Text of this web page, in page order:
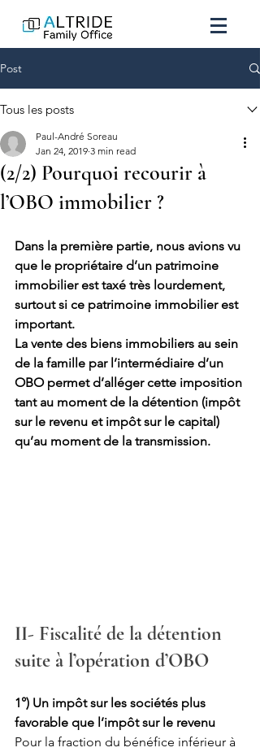
Post
Tous les posts
(2/2) Pourquoi recourir à
l’OBO immobilier ?
Paul-André Soreau
Jan 24, 2019 3 min read
Dans la première partie, nous avions vu
que le propriétaire d’un patrimoine
immobilier est taxé très lourdement,
surtout si ce patrimoine immobilier est
important.
La vente des biens immobiliers au sein
de la famille par l’intermédiaire d’un
OBO permet d’alléger cette imposition
tant au moment de la détention (impôt
sur le revenu et impôt sur le capital)
qu’au moment de la transmission.
II- Fiscalité de la détention
suite à l’opération d’OBO
1°) Un impôt sur les sociétés plus
favorable que l’impôt sur le revenu
Pour la fraction du bénéfice inférieur à